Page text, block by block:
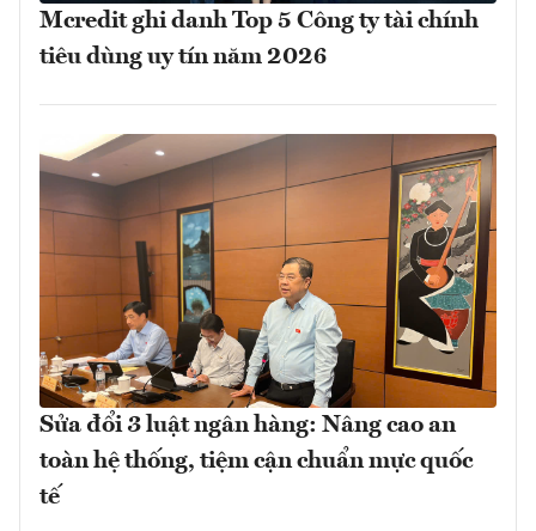
Mcredit ghi danh Top 5 Công ty tài chính
tiêu dùng uy tín năm 2026
Sửa đổi 3 luật ngân hàng: Nâng cao an
toàn hệ thống, tiệm cận chuẩn mực quốc
tế